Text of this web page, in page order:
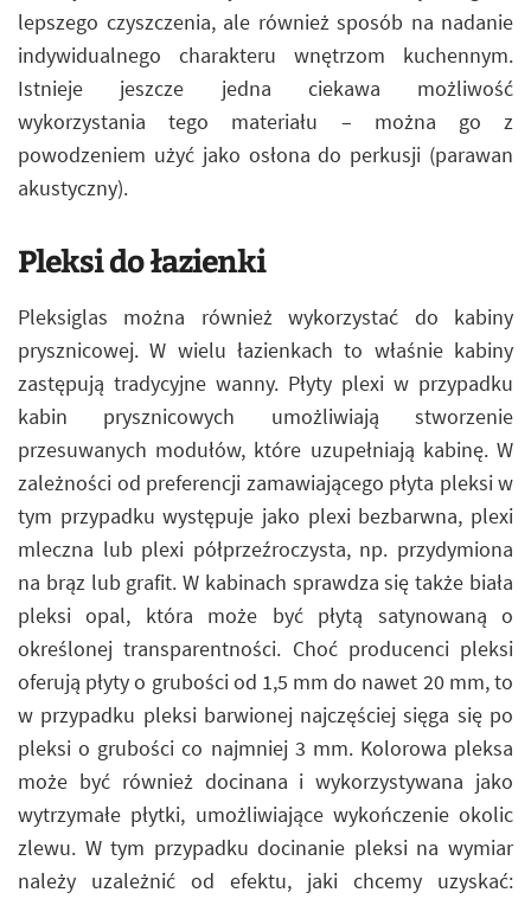
lepszego czyszczenia, ale również sposób na nadanie
indywidualnego charakteru wnętrzom kuchennym.
Istnieje jeszcze jedna ciekawa możliwość
wykorzystania tego materiału – można go z
powodzeniem użyć jako osłona do perkusji (parawan
akustyczny).
Pleksi do łazienki
Pleksiglas można również wykorzystać do kabiny
prysznicowej. W wielu łazienkach to właśnie kabiny
zastępują tradycyjne wanny. Płyty plexi w przypadku
kabin prysznicowych umożliwiają stworzenie
przesuwanych modułów, które uzupełniają kabinę. W
zależności od preferencji zamawiającego płyta pleksi w
tym przypadku występuje jako plexi bezbarwna, plexi
mleczna lub plexi półprzeźroczysta, np. przydymiona
na brąz lub grafit. W kabinach sprawdza się także biała
pleksi opal, która może być płytą satynowaną o
określonej transparentności. Choć producenci pleksi
oferują płyty o grubości od 1,5 mm do nawet 20 mm, to
w przypadku pleksi barwionej najczęściej sięga się po
pleksi o grubości co najmniej 3 mm. Kolorowa pleksa
może być również docinana i wykorzystywana jako
wytrzymałe płytki, umożliwiające wykończenie okolic
zlewu. W tym przypadku docinanie pleksi na wymiar
należy uzależnić od efektu, jaki chcemy uzyskać: